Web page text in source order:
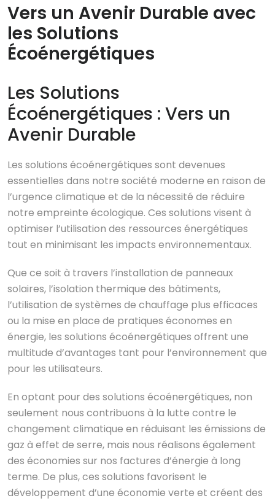
Vers un Avenir Durable avec
les Solutions
Écoénergétiques
Les Solutions
Écoénergétiques : Vers un
Avenir Durable
Les solutions écoénergétiques sont devenues
essentielles dans notre société moderne en raison de
l’urgence climatique et de la nécessité de réduire
notre empreinte écologique. Ces solutions visent à
optimiser l’utilisation des ressources énergétiques
tout en minimisant les impacts environnementaux.
Que ce soit à travers l’installation de panneaux
solaires, l’isolation thermique des bâtiments,
l’utilisation de systèmes de chauffage plus efficaces
ou la mise en place de pratiques économes en
énergie, les solutions écoénergétiques offrent une
multitude d’avantages tant pour l’environnement que
pour les utilisateurs.
En optant pour des solutions écoénergétiques, non
seulement nous contribuons à la lutte contre le
changement climatique en réduisant les émissions de
gaz à effet de serre, mais nous réalisons également
des économies sur nos factures d’énergie à long
terme. De plus, ces solutions favorisent le
développement d’une économie verte et créent des